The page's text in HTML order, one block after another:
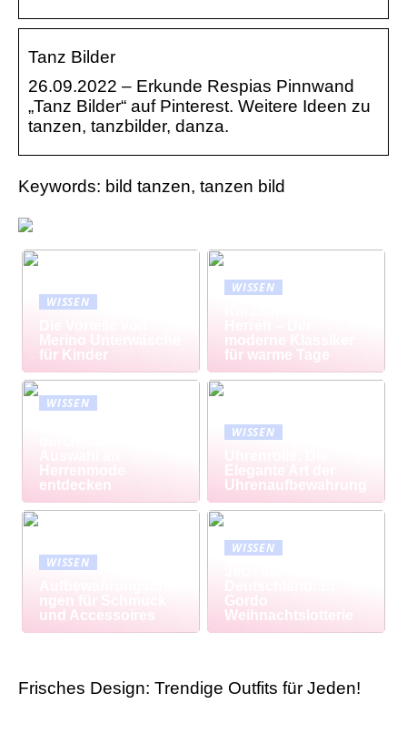
Tanz Bilder
26.09.2022 – Erkunde Respias Pinnwand
„Tanz Bilder“ auf Pinterest. Weitere Ideen zu
tanzen, tanzbilder, danza.
Keywords: bild tanzen, tanzen bild
WISSEN
Merino Unterwäsche
für Kinder
WISSEN
moderne Klassiker
für warme Tage
WISSEN
Herrenmode
entdecken
WISSEN
Elegante Art der
Uhrenaufbewahrung
WISSEN
ngen für Schmuck
und Accessoires
WISSEN
Gordo
Weihnachtslotterie
Frisches Design: Trendige Outfits für Jeden!